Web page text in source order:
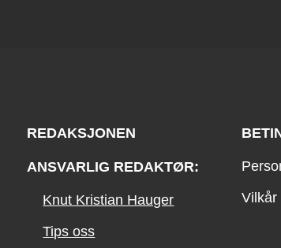
REDAKSJONEN
ANSVARLIG REDAKTØR:
Knut Kristian Hauger
Tips oss
Vilkår